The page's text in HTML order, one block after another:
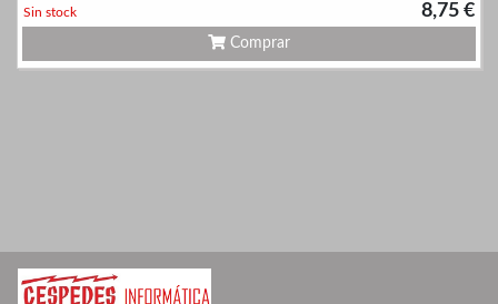
8,75 €
Sin stock
Comprar